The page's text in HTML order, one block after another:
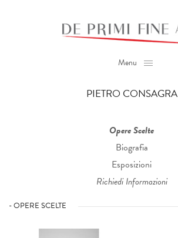
Menu
PIETRO CONSAGRA
Opere Scelte
Biografia
Esposizioni
Richiedi Informazioni
- OPERE SCELTE